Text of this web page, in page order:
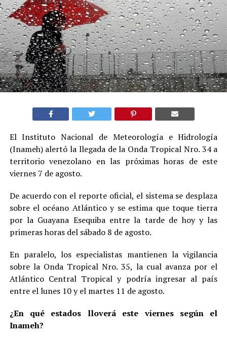
El Instituto Nacional de Meteorología e Hidrología
(Inameh) alertó la llegada de la Onda Tropical Nro. 34 a
territorio venezolano en las próximas horas de este
viernes 7 de agosto.
De acuerdo con el reporte oficial, el sistema se desplaza
sobre el océano Atlántico y se estima que toque tierra
por la Guayana Esequiba entre la tarde de hoy y las
primeras horas del sábado 8 de agosto.
En paralelo, los especialistas mantienen la vigilancia
sobre la Onda Tropical Nro. 35, la cual avanza por el
Atlántico Central Tropical y podría ingresar al país
entre el lunes 10 y el martes 11 de agosto.
¿En qué estados lloverá este viernes según el
Inameh?